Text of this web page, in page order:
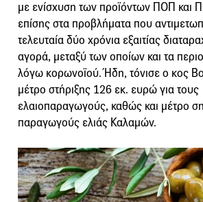
με ενίσχυση των προϊόντων ΠΟΠ και
επίσης στα προβλήματα που
τελευταία δύο χρόνια εξαιτίας
αγορά, μεταξύ των οποίων και τα
λόγω κορωνοϊού. Ήδη, τόνισε ο κος
μέτρο στήριξης 126 εκ. ευρώ για τους
ελαιοπαραγωγούς, καθώς και μέτρο
παραγωγούς ελιάς Καλαμών.